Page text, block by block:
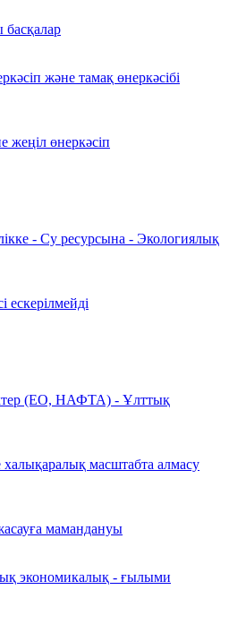
басқалар
және тамақ өнеркәсібі
жеңіл өнеркәсіп
- Су ресурсына - Экологиялық
(ЕО, НАФТА) - Ұлттық
халықаралық масштабта алмасу
мамандануы
экономикалық - ғылыми